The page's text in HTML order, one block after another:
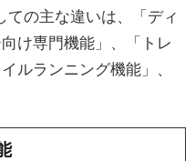
の主な違いは、「ディ
け専門機能」、「トレ
ルランニング機能」、